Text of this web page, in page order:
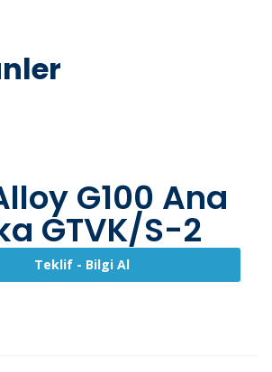
G100 Ana
GTVK/S-2
Teklif - Bilgi Al